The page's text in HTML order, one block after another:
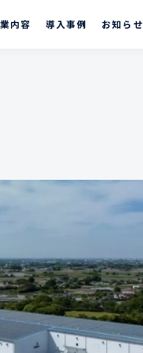
内容 導入事例 お知らせ